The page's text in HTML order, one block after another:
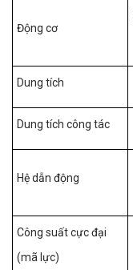
Động cơ
Dung tích
Dung tích công tác
Hệ dẫn động
Công suất cực đại
(mã lực)